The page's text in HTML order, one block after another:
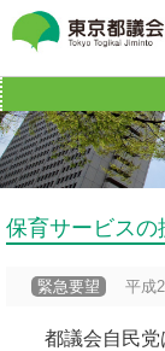
保育サービスの
緊急要望 平成
都議会自民党